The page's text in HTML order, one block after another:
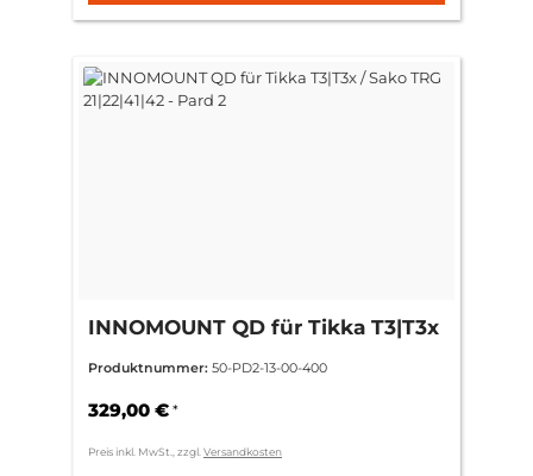
INNOMOUNT QD für Tikka T3|T3x
Produktnummer: 50-PD2-13-00-400
329,00 € *
Preis inkl. MwSt., zzgl. Versandkosten